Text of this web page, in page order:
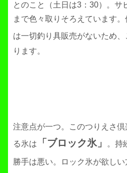
とのこと（土日は3：30）。サ
まで色々取りそろえています
は一切釣り具販売がないため、
ります。
注意点が一つ。このつりえさ
る氷は
「ブロック氷」 。持
勝手は悪い。ロック氷が欲しい